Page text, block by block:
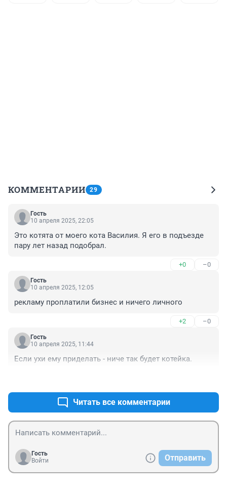
КОММЕНТАРИИ 29
Гость
10 апреля 2025, 22:05
Это котята от моего кота Василия. Я его в подъезде
пару лет назад подобрал.
+0 –0
Гость
10 апреля 2025, 12:05
рекламу проплатили бизнес и ничего личного
+2 –0
Гость
10 апреля 2025, 11:44
Если ухи ему приделать - ниче так будет котейка.
Читать все комментарии
Гость
Войти
Отправить